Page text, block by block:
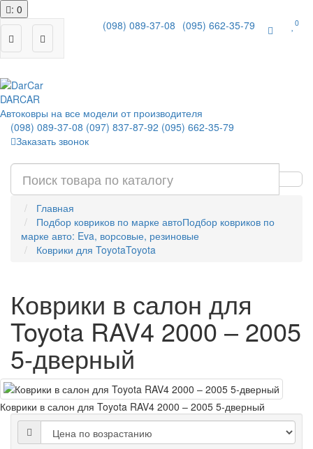
: 0
(098) 089-37-08 (095) 662-35-79 0
DARCAR
Автоковры на все модели от производителя
(098) 089-37-08 (097) 837-87-92 (095) 662-35-79
Заказать звонок
Главная
Подбор ковриков по марке автоПодбор ковриков по
марке авто: Eva, ворсовые, резиновые
Коврики для ToyotaToyota
Коврики в салон для
Toyota RAV4 2000 – 2005
5-дверный
Коврики в салон для Toyota RAV4 2000 – 2005 5-дверный